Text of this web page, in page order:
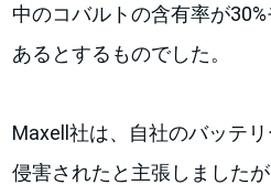
中のコバルトの含有率が
あるとするものでした。
Maxell社は、自社のバッテ
侵害されたと主張しました